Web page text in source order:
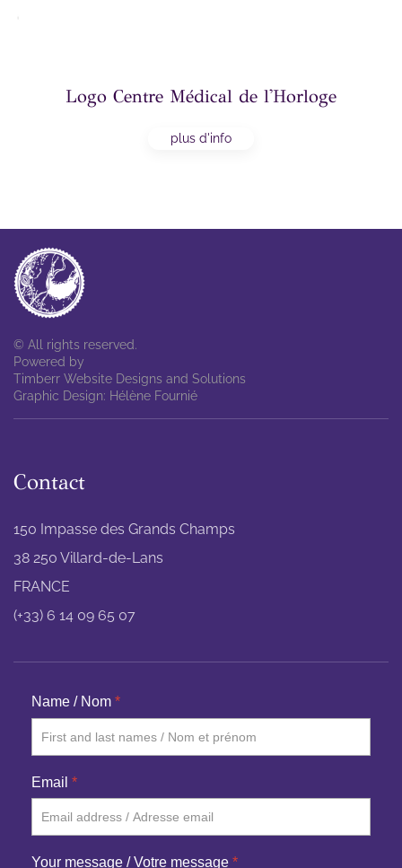
Logo Centre Médical de l'Horloge
plus d'info
© All rights reserved.
Powered by
Timberr Website Designs and Solutions
Graphic Design: Hélène Fournié
Contact
150 Impasse des Grands Champs
38 250 Villard-de-Lans
FRANCE
(+33) 6 14 09 65 07
Name / Nom *
Email *
Your message / Votre message *